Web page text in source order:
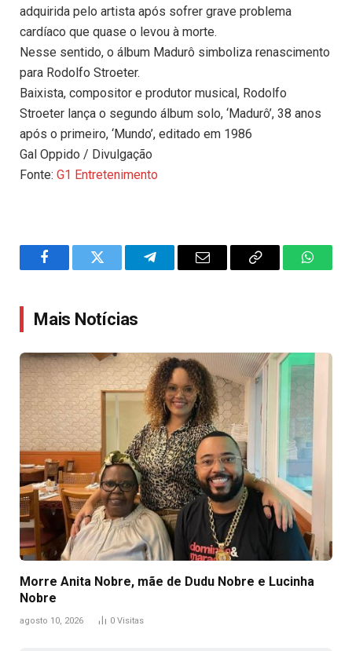
adquirida pelo artista após sofrer grave problema
cardíaco que quase o levou à morte.
Nesse sentido, o álbum Madurô simboliza renascimento
para Rodolfo Stroeter.
Baixista, compositor e produtor musical, Rodolfo
Stroeter lança o segundo álbum solo, ‘Madurô’, 38 anos
após o primeiro, ‘Mundo’, editado em 1986
Gal Oppido / Divulgação
Fonte: G1 Entretenimento
FacebookTwitter TelegramEmail
Copy
Mais Notícias
Morre Anita Nobre, mãe de Dudu Nobre e Lucinha
Nobre
agosto 10, 2026 0 Visitas